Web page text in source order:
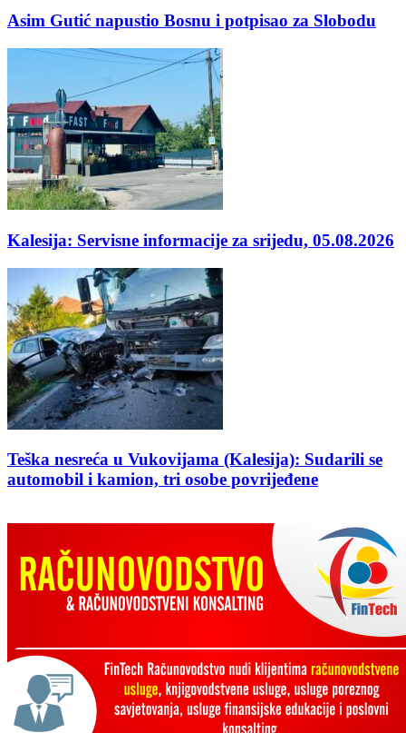
Asim Gutić napustio Bosnu i potpisao za Slobodu
Kalesija: Servisne informacije za srijedu, 05.08.2026
Teška nesreća u Vukovijama (Kalesija): Sudarili se
automobil i kamion, tri osobe povrijeđene